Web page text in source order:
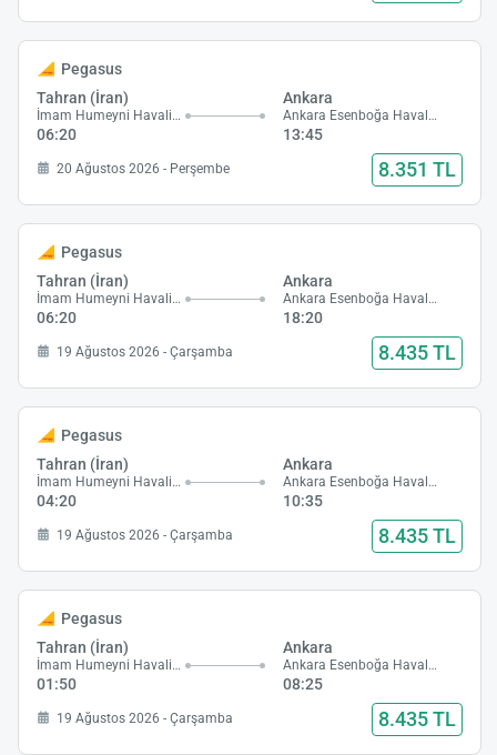
Pegasus
Tahran (İran)
İmam Humeyni Havalimanı
06:20
Ankara
Ankara Esenboğa Havalimanı
13:45
20 Ağustos 2026 - Perşembe 8.351 TL
Pegasus
Tahran (İran)
İmam Humeyni Havalimanı
06:20
Ankara
Ankara Esenboğa Havalimanı
18:20
19 Ağustos 2026 - Çarşamba 8.435 TL
Pegasus
Tahran (İran)
İmam Humeyni Havalimanı
04:20
Ankara
Ankara Esenboğa Havalimanı
10:35
19 Ağustos 2026 - Çarşamba 8.435 TL
Pegasus
Tahran (İran)
İmam Humeyni Havalimanı
01:50
Ankara
Ankara Esenboğa Havalimanı
08:25
19 Ağustos 2026 - Çarşamba 8.435 TL